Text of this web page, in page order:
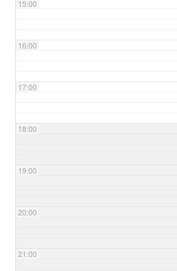
15:00
16:00
17:00
18:00
19:00
20:00
21:00